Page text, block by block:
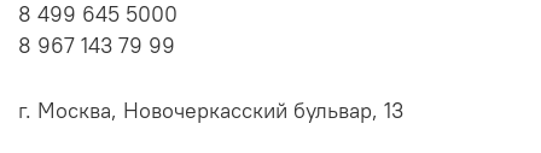
8 499 645 5000
8 967 143 79 99
г. Москва, Новочеркасский бульвар, 13